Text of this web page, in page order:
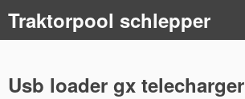
content
Traktorpool schlepper
Usb loader gx telecharger